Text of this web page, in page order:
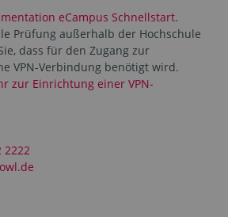
eCampus Schnellstart.
Prüfung außerhalb der Hochschule
dass für den Zugang zur
VPN-Verbindung benötigt wird.
zur Einrichtung einer VPN-
2222